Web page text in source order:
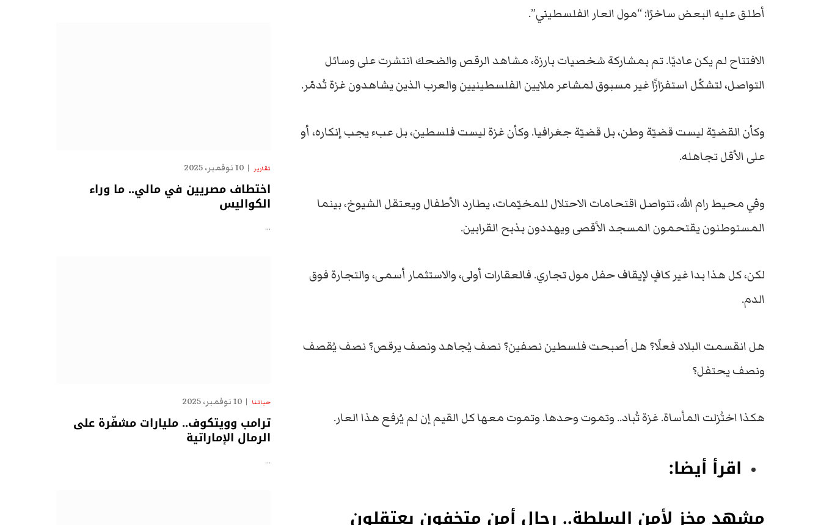
أطلق عليه البعض ساخرًا: “مول العار الفلسطيني”.
الافتتاح لم يكن عاديًا. تم بمشاركة شخصيات بارزة، مشاهد الرقص والضحك انتشرت على وسائل
التواصل، لتشكّل استفزازًا غير مسبوق لمشاعر ملايين الفلسطينيين والعرب الذين يشاهدون غزة تُدمّر.
وكأن القضيّة ليست قضيّة وطن، بل قضيّة جغرافيا. وكأن غزة ليست فلسطين، بل عبء يجب إنكاره، أو
على الأقل تجاهله.
وفي محيط رام الله، تتواصل اقتحامات الاحتلال للمخيّمات، يطارد الأطفال ويعتقل الشيوخ، بينما
المستوطنون يقتحمون المسجد الأقصى ويهددون بذبح القرابين.
لكن، كل هذا بدا غير كافٍ لإيقاف حفل مول تجاري. فالعقارات أولى، والاستثمار أسمى، والتجارة فوق
الدم.
هل انقسمت البلاد فعلًا؟ هل أصبحت فلسطين نصفين؟ نصف يُجاهد ونصف يرقص؟ نصف يُقصف
ونصف يحتفل؟
هكذا اختُزلت المأساة. غزة تُباد.. وتموت وحدها. وتموت معها كل القيم إن لم يُرفع هذا العار.
اقرأ أيضا:
مشهد مخزٍ لأمن السلطة.. رجال أمن متخفون يعتقلون
تقارير 10 نوفمبر، 2025
اختطاف مصريين في مالي.. ما وراء
الكواليس
…
حياتنا 10 نوفمبر، 2025
ترامب وويتكوف.. مليارات مشفّرة على
الرمال الإماراتية
…